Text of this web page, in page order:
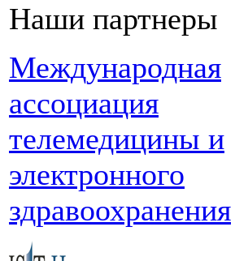
Наши партнеры
Международная
ассоциация
телемедицины и
электронного
здравоохранения